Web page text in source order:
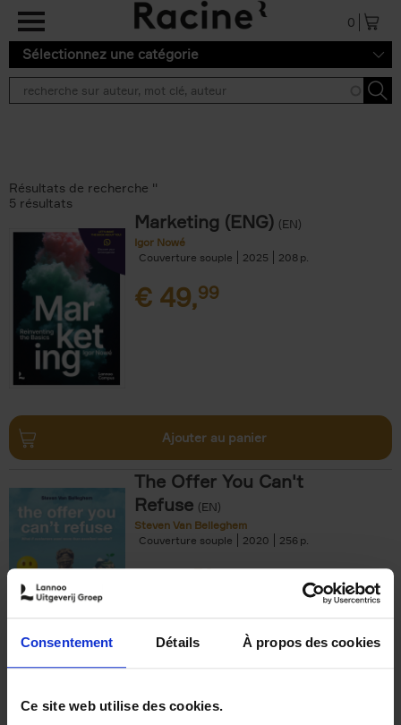
Consentement Détails À propos des cookies
Ce site web utilise des cookies.
Aller au contenu principal
0
Sélectionnez une catégorie
Résultats de recherche ''
5 résultats
Marketing (ENG) (EN)
Igor Nowé
Couverture souple
2025 208
€ 49,99
Ajouter au panier
The Offer You Can't
Refuse (EN)
Steven Van Belleghem
Couverture souple
2020 256
€37,50